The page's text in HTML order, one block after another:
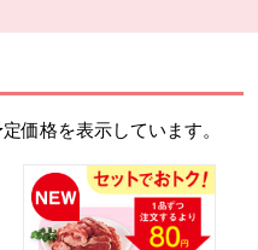
価格を表示しています。